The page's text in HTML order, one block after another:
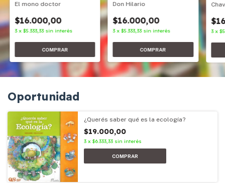
El mono doctor
$16.000,00
3 x $5.333,33 sin interés
Don Hilario
$16.000,00
3 x$5.333,33 sin interés 3 x
Oportunidad
¿Querés saber qué es la ecología?
$19.000,00
3 x $6.333,33 sin interés